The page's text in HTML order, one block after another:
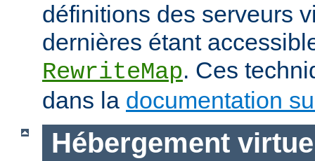
définitions des serveurs
dernières étant
RewriteMap. Ces
dans la documentation
Hébergement